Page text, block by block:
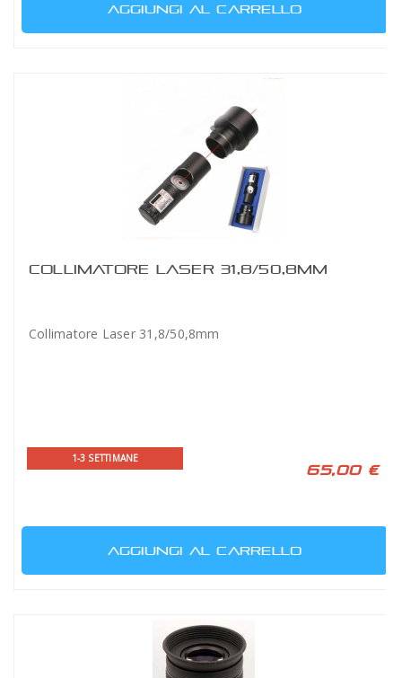
AGGIUNGI AL CARRELLO
COLLIMATORE LASER 31,8/50,8MM
Collimatore Laser 31,8/50,8mm
1-3 SETTIMANE
65,00 €
AGGIUNGI AL CARRELLO